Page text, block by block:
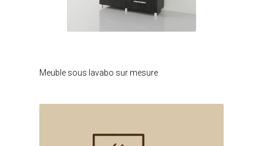
Meuble sous lavabo sur mesure